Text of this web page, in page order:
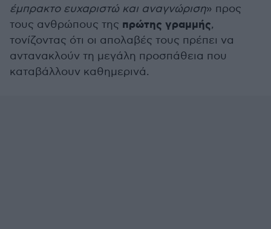
έμπρακτο ευχαριστώ και αναγνώριση» προς
τους ανθρώπους της πρώτης γραμμής,
τονίζοντας ότι οι απολαβές τους πρέπει να
αντανακλούν τη μεγάλη προσπάθεια που
καταβάλλουν καθημερινά.